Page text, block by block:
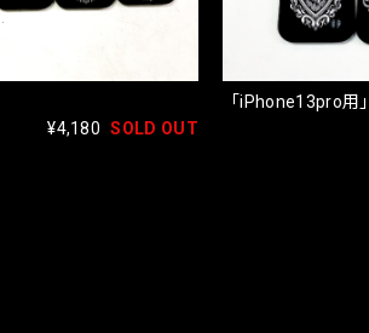
¥4,180 SOLD OUT
「iPhone13pro用」